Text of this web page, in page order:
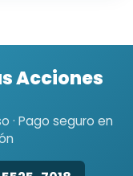
Acciones
· Pago seguro en